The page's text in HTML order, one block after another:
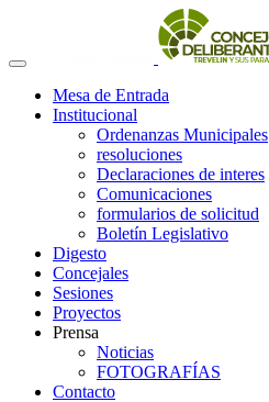
Mesa de Entrada
Institucional
Ordenanzas Municipales
resoluciones
Declaraciones de interes
Comunicaciones
formularios de solicitud
Boletín Legislativo
Digesto
Concejales
Sesiones
Proyectos
Prensa
Noticias
FOTOGRAFÍAS
Contacto